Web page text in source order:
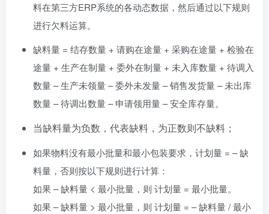
料在第三方ERP系统的各动态数据，然后通过以下规则
进行欠料运算。
缺料量 = 结存数量 + 请购在途量 + 采购在途量 + 检验在
途量 + 生产在制量 + 委外在制量 + 未入库数量 + 待调入
数量 – 生产未领量 – 委外未发量 – 销售发货量 – 未出库
数量 – 待调出数量 – 申请领用量 – 安全库存量。
当缺料量为负数，代表缺料，为正数则不缺料；
如果物料没有最小批量和最小包装要求，计划量 = – 缺
料量，否则按以下规则进行计算：
如果 – 缺料量 < 最小批量，则 计划量 = 最小批量。
如果 – 缺料量 > 最小批量，则 计划量 = – 缺料量 / 最小